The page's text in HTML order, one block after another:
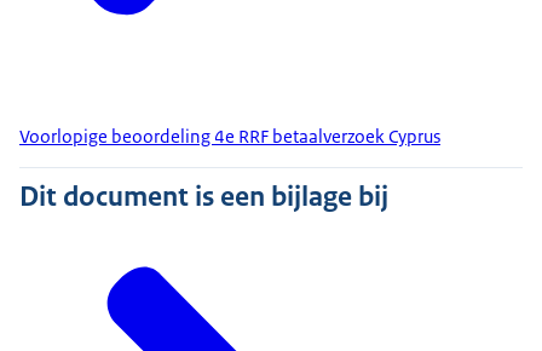
Voorlopige beoordeling 4e RRF betaalverzoek Cyprus
Dit document is een bijlage bij